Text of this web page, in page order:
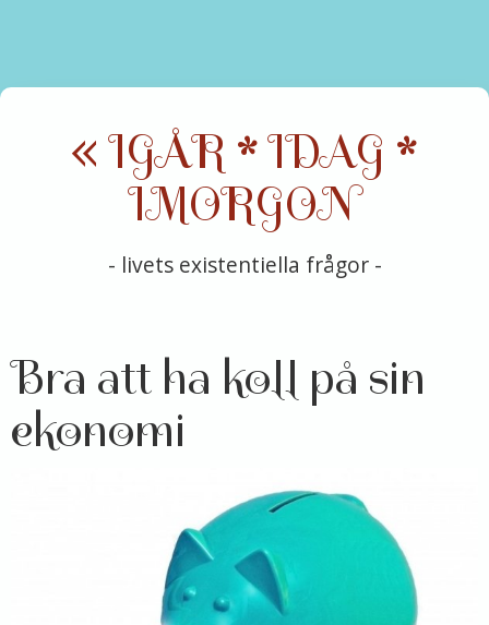
« IGÅR * IDAG *
IMORGON
- livets existentiella frågor -
Bra att ha koll på sin
ekonomi